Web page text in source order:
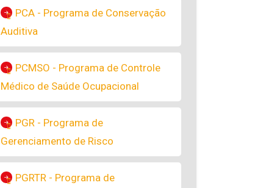
PCA - Programa de Conservação
Auditiva
PCMSO - Programa de Controle
Médico de Saúde Ocupacional
PGR - Programa de
Gerenciamento de Risco
PGRTR - Programa de